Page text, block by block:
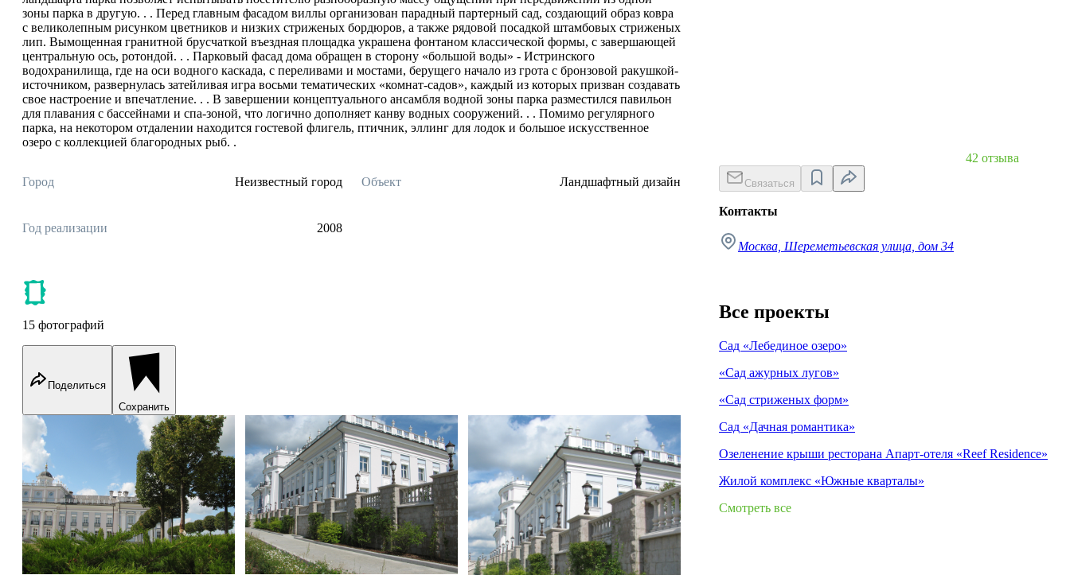
зоны парка в другую. . . Перед главным фасадом виллы организован парадный партерный сад, создающий образ ковра
с великолепным рисунком цветников и низких стриженых бордюров, а также рядовой посадкой штамбовых стриженых
лип. Вымощенная гранитной брусчаткой въездная площадка украшена фонтаном классической формы, с завершающей
центральную ось, ротондой. . . Парковый фасад дома обращен в сторону «большой воды» - Истринского
водохранилища, где на оси водного каскада, с переливами и мостами, берущего начало из грота с бронзовой ракушкой-
источником, развернулась затейливая игра восьми тематических «комнат-садов», каждый из которых призван создавать
свое настроение и впечатление. . . В завершении концептуального ансамбля водной зоны парка разместился павильон
для плавания с бассейнами и спа-зоной, что логично дополняет канву водных сооружений. . . Помимо регулярного
парка, на некотором отдалении находится гостевой флигель, птичник, эллинг для лодок и большое искусственное
озеро с коллекцией благородных рыб. .
Город Неизвестный город Объект Ландшафтный дизайн
Год реализации 2008
15 фотографий
Поделиться
Сохранить
«Вилла Микетти» «Вилла Микетти» «Вилла Микетти»
42 отзыва
Связаться
Контакты
Москва, Шереметьевская улица, дом 34
Все проекты
Сад «Лебединое озеро»
«Сад ажурных лугов»
«Сад стриженых форм»
Сад «Дачная романтика»
Озеленение крыши ресторана Апарт-отеля «Reef Residence»
Жилой комплекс «Южные кварталы»
Смотреть все